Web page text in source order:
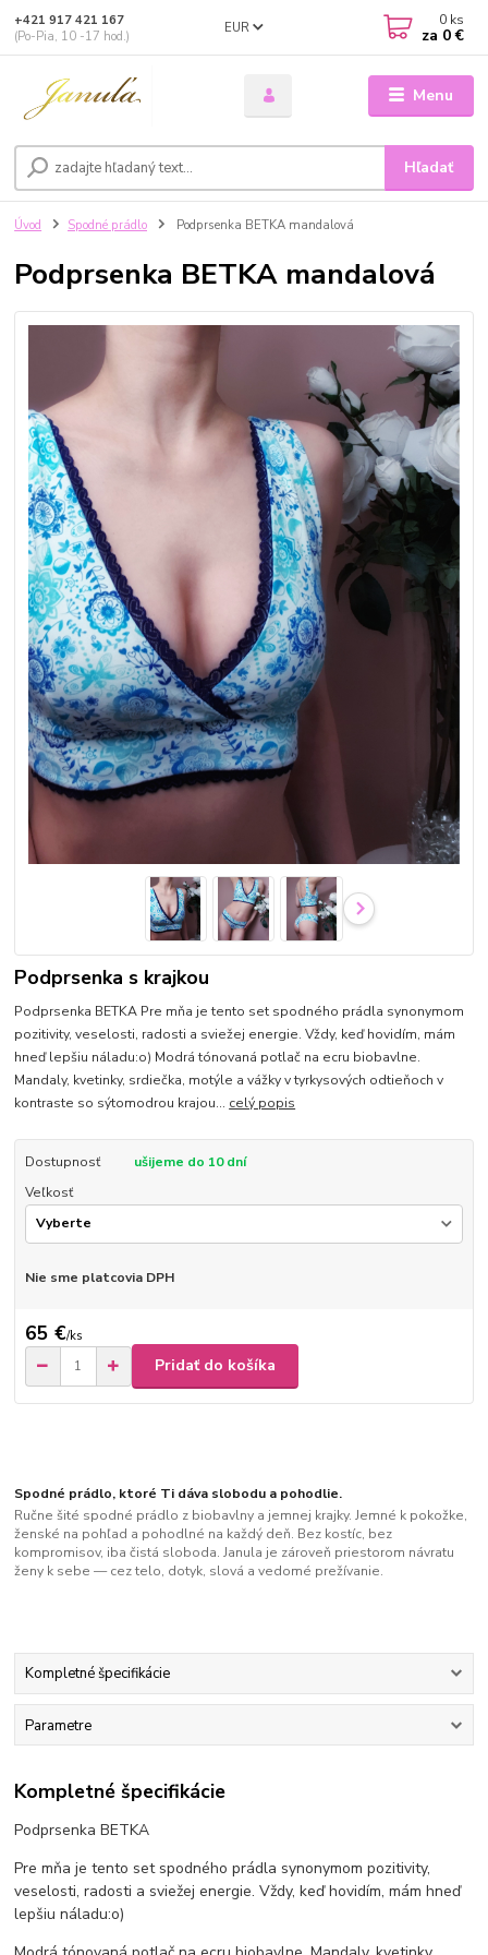
Menu
EUR
Hľadať
+421 917 421 167
(Po-Pia, 10 -17 hod.)
0 ks
za 0 €
Úvod Spodné prádlo Podprsenka BETKA mandalová
Podprsenka BETKA mandalová
Podprsenka s krajkou
Podprsenka BETKA Pre mňa je tento set spodného prádla synonymom
pozitivity, veselosti, radosti a sviežej energie. Vždy, keď hovidím, mám
hneď lepšiu náladu:o) Modrá tónovaná potlač na ecru biobavlne.
Mandaly, kvetinky, srdiečka, motýle a vážky v tyrkysových odtieňoch v
kontraste so sýtomodrou krajou... celý popis
Dostupnosť
ušijeme do 10 dní
Veľkosť
Nie sme platcovia DPH
65 €/ks
Pridať do košíka
Spodné prádlo, ktoré Ti dáva slobodu a pohodlie.
Ručne šité spodné prádlo z biobavlny a jemnej krajky. Jemné k pokožke,
ženské na pohľad a pohodlné na každý deň. Bez kostíc, bez
kompromisov, iba čistá sloboda. Janula je zároveň priestorom návratu
ženy k sebe — cez telo, dotyk, slová a vedomé prežívanie.
Kompletné špecifikácie
Parametre
Kompletné špecifikácie
Podprsenka BETKA
Pre mňa je tento set spodného prádla synonymom pozitivity,
veselosti, radosti a sviežej energie. Vždy, keď hovidím, mám hneď
lepšiu náladu:o)